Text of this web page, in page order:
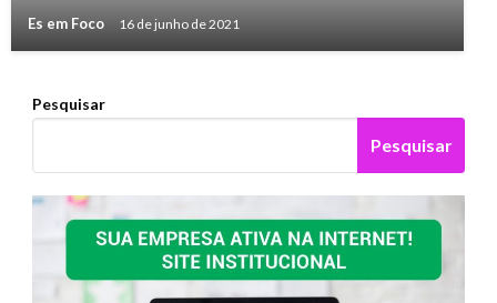
Es em Foco 16 de junho de 2021
Pesquisar
Pesquisar